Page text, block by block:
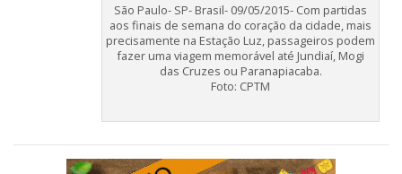
São Paulo- SP- Brasil- 09/05/2015- Com partidas
aos finais de semana do coração da cidade, mais
precisamente na Estação Luz, passageiros podem
fazer uma viagem memorável até Jundiaí, Mogi
das Cruzes ou Paranapiacaba.
Foto: CPTM